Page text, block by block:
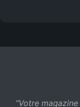
“Votre